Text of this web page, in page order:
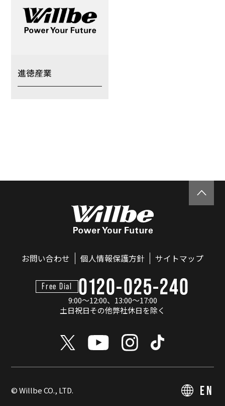
進徳産業
お問い合わせ 個人情報保護方針 サイトマップ
Free Dial 0120-025-240
9:00～12:00、13:00～17:00
土日祝日その他弊社休日を除く
EN
© Willbe CO., LTD.